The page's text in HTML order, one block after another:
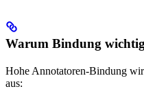
Warum Bindung
Hohe Annotatoren-Bindung
aus: